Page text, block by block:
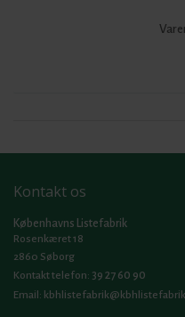
Kontakt os
Københavns Listefabrik
Rosenkæret 18
2860 Søborg
Kontakt telefon: 39 27 60 90
Email: